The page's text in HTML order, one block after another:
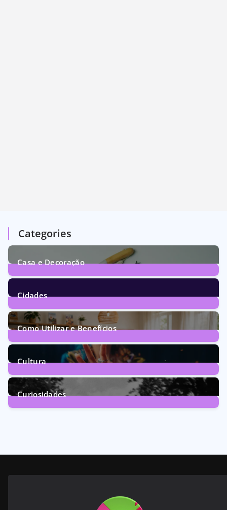
Categories
Casa e Decoração
1Post
Cidades
72Posts
Como Utilizar e Benefícios
160Posts
Cultura
246Posts
Curiosidades